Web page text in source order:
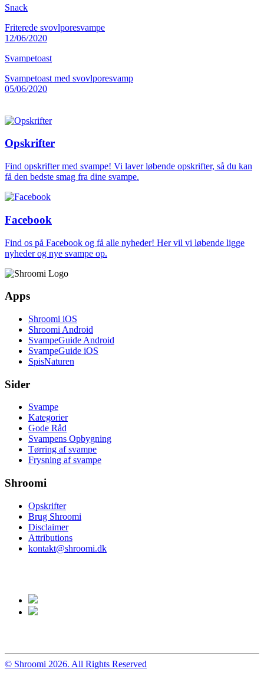
Snack
Friterede svovlporesvampe
12/06/2020
Svampetoast
Svampetoast med svovlporesvamp
05/06/2020
Opskrifter
Find opskrifter med svampe! Vi laver løbende opskrifter, så du kan
få den bedste smag fra dine svampe.
Facebook
Find os på Facebook og få alle nyheder! Her vil vi løbende ligge
nyheder og nye svampe op.
Apps
Shroomi iOS
Shroomi Android
SvampeGuide Android
SvampeGuide iOS
SpisNaturen
Sider
Svampe
Kategorier
Gode Råd
Svampens Opbygning
Tørring af svampe
Frysning af svampe
Shroomi
Opskrifter
Brug Shroomi
Disclaimer
Attributions
kontakt@shroomi.dk
© Shroomi 2026. All Rights Reserved